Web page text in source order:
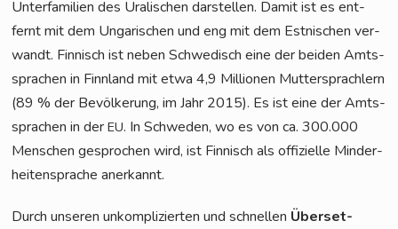
Unter­fa­mi­li­en des Ura­li­schen dar­stel­len. Damit ist es ent­
fernt mit dem Unga­ri­schen und eng mit dem Est­ni­schen ver­
wandt. Fin­nisch ist neben Schwe­disch eine der bei­den Amts­
spra­chen in Finn­land mit etwa 4,9 Mil­lio­nen Mut­ter­sprach­lern
(89 % der Bevöl­ke­rung, im Jahr 2015). Es ist eine der Amts­
spra­chen in derEU. In Schwe­den, wo es von ca. 300.000
Men­schen gespro­chen wird, ist Fin­nisch als offi­zi­el­le Min­der­
hei­ten­spra­che anerkannt.
Durch unse­ren unkom­pli­zier­ten und schnel­len Über­set­